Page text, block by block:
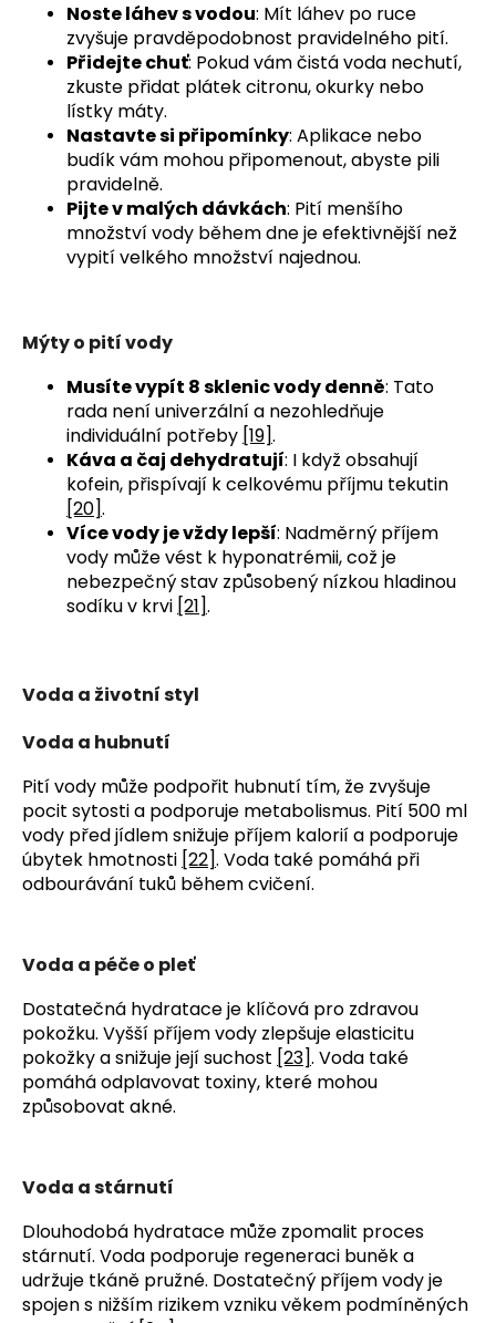
Noste láhev s vodou: Mít láhev po ruce
zvyšuje pravděpodobnost pravidelného pití.
Přidejte chuť: Pokud vám čistá voda nechutí,
zkuste přidat plátek citronu, okurky nebo
lístky máty.
Nastavte si připomínky: Aplikace nebo
budík vám mohou připomenout, abyste pili
pravidelně.
Pijte v malých dávkách: Pití menšího
množství vody během dne je efektivnější než
vypití velkého množství najednou.
Mýty o pití vody
Musíte vypít 8 sklenic vody denně: Tato
rada není univerzální a nezohledňuje
individuální potřeby [19].
Káva a čaj dehydratují: I když obsahují
kofein, přispívají k celkovému příjmu tekutin
[20].
Více vody je vždy lepší: Nadměrný příjem
vody může vést k hyponatrémii, což je
nebezpečný stav způsobený nízkou hladinou
sodíku v krvi [21].
Voda a životní styl
Voda a hubnutí
Pití vody může podpořit hubnutí tím, že zvyšuje
pocit sytosti a podporuje metabolismus. Pití 500 ml
vody před jídlem snižuje příjem kalorií a podporuje
úbytek hmotnosti [22]. Voda také pomáhá při
odbourávání tuků během cvičení.
Voda a péče o pleť
Dostatečná hydratace je klíčová pro zdravou
pokožku. Vyšší příjem vody zlepšuje elasticitu
pokožky a snižuje její suchost [23]. Voda také
pomáhá odplavovat toxiny, které mohou
způsobovat akné.
Voda a stárnutí
Dlouhodobá hydratace může zpomalit proces
stárnutí. Voda podporuje regeneraci buněk a
udržuje tkáně pružné. Dostatečný příjem vody je
spojen s nižším rizikem vzniku věkem podmíněných